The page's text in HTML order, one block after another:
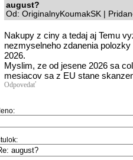
august?
Od: OriginalnyKoumakSK |
Nakupy z ciny a tedaj aj Temu
nezmyselneho zdanenia
2026.
Myslim, ze od jesene 2026 sa
mesiacov sa z EU stane
Odpovedať